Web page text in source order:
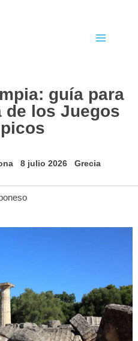
guía para
los Juegos
8 julio 2026 Grecia